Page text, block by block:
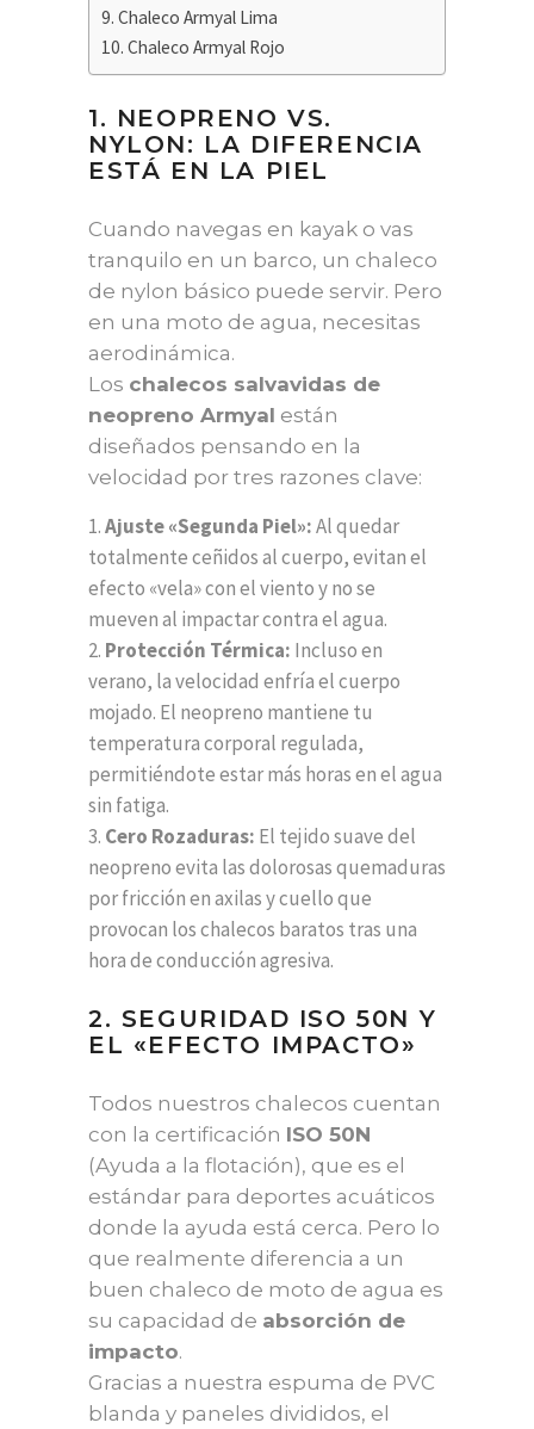
Chaleco Armyal Lima
Chaleco Armyal Rojo
1. NEOPRENO VS.
NYLON: LA DIFERENCIA
ESTÁ EN LA PIEL
Cuando navegas en kayak o vas
tranquilo en un barco, un chaleco
de nylon básico puede servir. Pero
en una moto de agua, necesitas
aerodinámica.
Los chalecos salvavidas de
neopreno Armyal están
diseñados pensando en la
velocidad por tres razones clave:
Ajuste «Segunda Piel»:Al quedar
totalmente ceñidos al cuerpo, evitan el
efecto «vela» con el viento y no se
mueven al impactar contra el agua.
Protección Térmica: Incluso en
verano, la velocidad enfría el cuerpo
mojado. El neopreno mantiene tu
temperatura corporal regulada,
permitiéndote estar más horas en el agua
sin fatiga.
Cero Rozaduras: El tejido suave del
neopreno evita las dolorosas quemaduras
por fricción en axilas y cuello que
provocan los chalecos baratos tras una
hora de conducción agresiva.
2. SEGURIDAD ISO 50N Y
EL «EFECTO IMPACTO»
Todos nuestros chalecos cuentan
con la certificación ISO 50N
(Ayuda a la flotación), que es el
estándar para deportes acuáticos
donde la ayuda está cerca. Pero lo
que realmente diferencia a un
buen chaleco de moto de agua es
su capacidad de absorción de
impacto.
Gracias a nuestra espuma de PVC
blanda y paneles divididos, el